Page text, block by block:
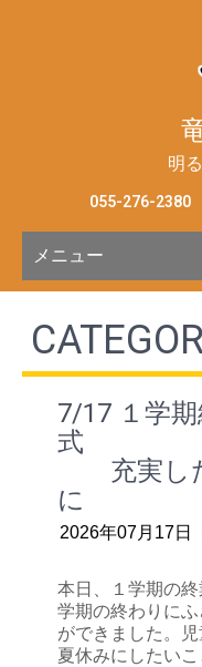
明
055-276-2380
メニュー
7/17 １学
充実した
に
2026年07月17日
本日、１学期の
学期の終わりに
ができました。
夏休みにしたい